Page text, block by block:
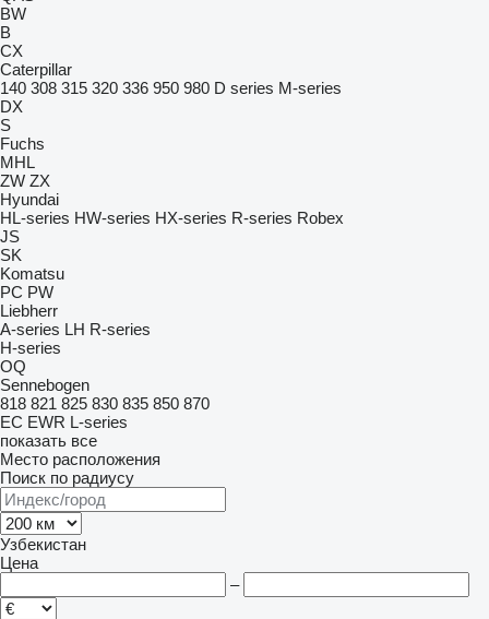
BW
B
CX
Caterpillar
140 308 315 320 336 950 980 D series M-series
DX
S
Fuchs
MHL
ZW ZX
Hyundai
HL-series HW-series HX-series R-series Robex
JS
SK
Komatsu
PC PW
Liebherr
A-series LH R-series
H-series
OQ
Sennebogen
818 821 825 830 835 850 870
EC EWR L-series
показать все
Место расположения
Поиск по радиусу
Узбекистан
Цена
–